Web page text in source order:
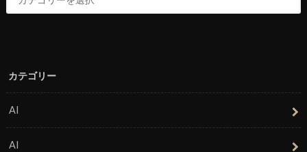
カテゴリー
AI
AI